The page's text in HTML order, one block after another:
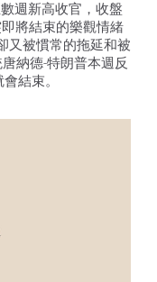
週新高收官，收盤
將結束的樂觀情緒
又被慣常的拖延和被
納德-特朗普本週反
結束。